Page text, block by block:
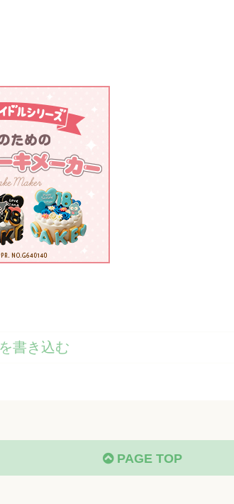
書き込む
PAGE TOP